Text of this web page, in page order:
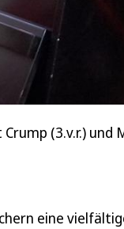
(3.v.r.)
eine